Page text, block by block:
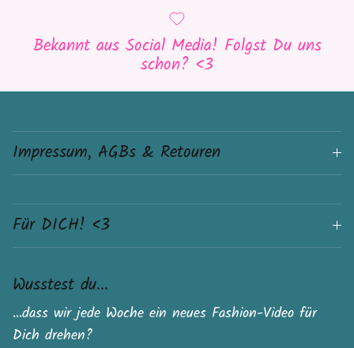
Bekannt aus Social Media! Folgst Du uns
schon? <3
Impressum, AGBs & Retouren
Für DICH! <3
Wusstest du...
...dass wir jede Woche ein neues Fashion-Video für
Dich drehen?